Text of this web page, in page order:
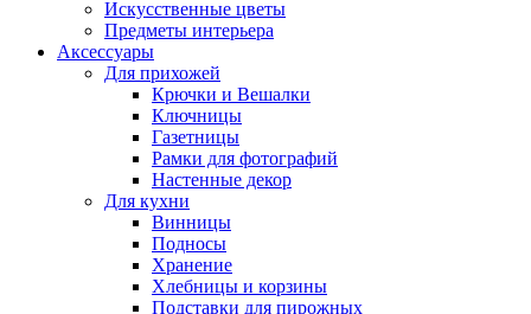
Искусственные цветы
Предметы интерьера
Аксессуары
Для прихожей
Крючки и Вешалки
Ключницы
Газетницы
Рамки для фотографий
Настенные декор
Для кухни
Винницы
Подносы
Хранение
Хлебницы и корзины
Подставки для пирожных